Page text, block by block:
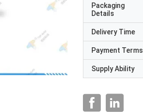
Packaging
Details
Delivery Time
Payment Terms
Supply Ability